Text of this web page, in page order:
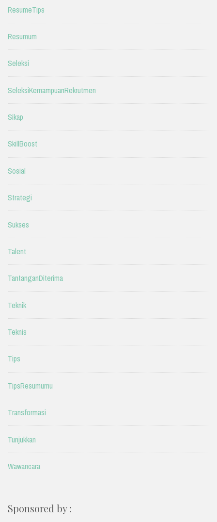
ResumeTips
Resumum
Seleksi
SeleksiKemampuanRekrutmen
Sikap
SkillBoost
Sosial
Strategi
Sukses
Talent
TantanganDiterima
Teknik
Teknis
Tips
TipsResumumu
Transformasi
Tunjukkan
Wawancara
Sponsored by :